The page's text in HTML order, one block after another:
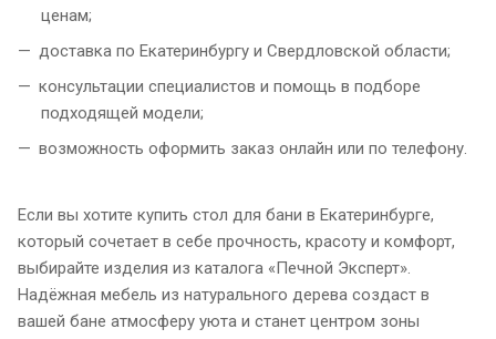
ценам;
доставка по Екатеринбургу и Свердловской области;
консультации специалистов и помощь в подборе
подходящей модели;
возможность оформить заказ онлайн или по телефону.
Если вы хотите купить стол для бани в Екатеринбурге,
который сочетает в себе прочность, красоту и комфорт,
выбирайте изделия из каталога «Печной Эксперт».
Надёжная мебель из натурального дерева создаст в
вашей бане атмосферу уюта и станет центром зоны